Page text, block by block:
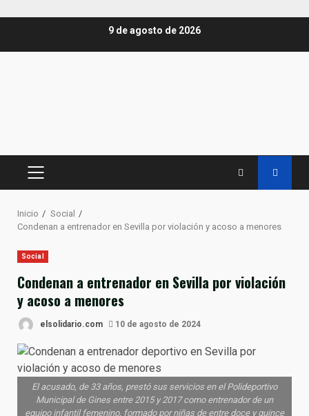
9 de agosto de 2026
MENÚ
Inicio
Social
Condenan a entrenador en Sevilla por violación y acoso a menores
Social
Condenan a entrenador en Sevilla por violación
y acoso a menores
elsolidario.com 10 de agosto de 2024
El acusado, de 33 años, prestó sus servicios en el Polideportivo
Municipal de Gines entre 2015 y 2017 como entrenador de un
equipo infantil femenino, formado por niñas de entre doce y quince